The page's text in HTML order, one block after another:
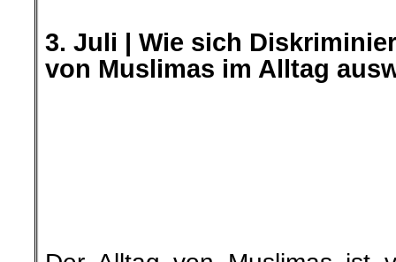
3. Juli |Nein zum
Takuba,